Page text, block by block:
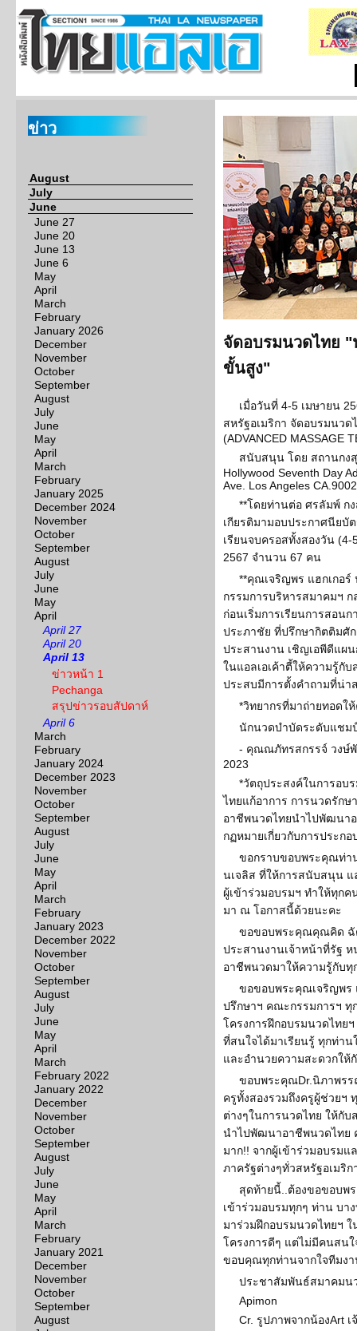
ข่าว
August
July
June
June 27
June 20
June 13
June 6
May
April
March
February
January 2026
December
November
October
September
August
July
June
May
April
March
February
January 2025
December 2024
November
October
September
August
July
June
May
April
April 27
April 20
April 13
ข่าวหน้า 1
Pechanga
สรุปข่าวรอบสัปดาห์
April 6
March
February
January 2024
December 2023
November
October
September
August
July
June
May
April
March
February
January 2023
December 2022
November
October
September
August
July
June
May
April
March
February 2022
January 2022
December
November
October
September
August
July
June
May
April
March
February
January 2021
December
November
October
September
August
จัดอบรมนวดไทย
ขั้นสูง"
เมื่อวันที่ 4-5 เมษายน
สหรัฐอเมริกา จัดอบรมนว
(ADVANCED MASSAGE
สนับสนุน โดย สถานก
Hollywood Seventh Day
Ave. Los Angeles
**โดยท่านต่อ ศรลัมพ์ ก
เกียรติมามอบประกาศนียบั
เรียนจบครอสทั้งสองวัน
2567 จำนวน 67 คน
**คุณเจริญพร แฮกเกอ
กรรมการบริหารสมาคมฯ
ก่อนเริ่มการเรียนการสอน
ประภาชัย ที่ปรึกษากิตติมศั
ประสานงาน เชิญเอพีดีแผ
ในแอลเอเค้าตี้ให้ความรู้กั
ประสบมีการตั้งคำถามที่น่า
*วิทยากรที่มาถ่ายทอดใ
นักนวดบำบัดระดับแชม
- คุณณภัทรสกรรจ์ วงษ์
2023
*วัตถุประสงค์ในการอบ
ไทยแก้อาการ การนวดรักษ
อาชีพนวดไทยนำไปพัฒนา
กฏหมายเกี่ยวกับการประก
ขอกราบขอบพระคุณท่า
นเจลิส ที่ให้การสนับสนุน แ
ผู้เข้าร่วมอบรมฯ ทำให้ทุก
มา ณ โอกาสนี้ด้วยนะคะ
ขอขอบพระคุณคุณคิด ฉั
ประสานงานเจ้าหน้าที่รัฐ
อาชีพนวดมาให้ความรู้กับ
ขอขอบพระคุณเจริญพร
ปรึกษาฯ คณะกรรมการฯ ทุ
โครงการฝึกอบรมนวดไทย
ที่สนใจได้มาเรียนรู้ ทุกท่าน
และอำนวยความสะดวกให้
ขอบพระคุณDr.นิภาพร
ครูทั้งสองรวมถึงครูผู้ช่วยฯ
ต่างๆในการนวดไทย ให้กั
นำไปพัฒนาอาชีพนวดไทย
มาก!! จากผู้เข้าร่วมอบรม
ภาครัฐต่างๆทั่วสหรัฐอเมริก
สุดท้ายนี้..ต้องขอขอบพ
เข้าร่วมอบรมทุกๆ ท่าน บา
มาร่วมฝึกอบรมนวดไทยฯ
โครงการดีๆ แต่ไม่มีคนสนใ
ขอบคุณทุกท่านจากใจทีมง
ประชาสัมพันธ์สมาคมน
Apimon
Cr. รูปภาพจากน้องArt เ